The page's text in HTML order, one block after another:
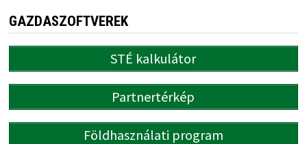
GAZDASZOFTVEREK
STÉ kalkulátor
Partnertérkép
Földhasználati program